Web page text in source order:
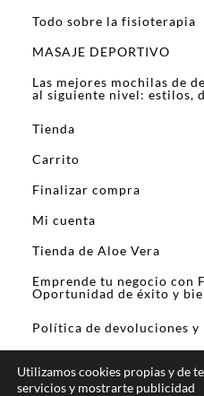
Todo sobre la fisioterapia
MASAJE DEPORTIVO
Las mejores mochilas de
al siguiente nivel: estilos,
Tienda
Carrito
Finalizar compra
Mi cuenta
Tienda de Aloe Vera
Emprende tu negocio con
Oportunidad de éxito y
Política de devoluciones y
Utilizamos cookies propias y de
servicios y mostrarte publicidad